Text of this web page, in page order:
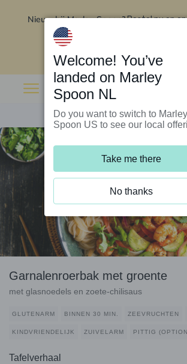
Nieuw bij Marley Spoon?Bestel nu en
Garnalenroerbak met groente
met glasnoedels en zoete-chilisaus
GLUTENARM BINNEN 30 MIN. ZEEVRUCHTEN
KINDVRIENDELIJK ZUIVELARM PITTIG
Tafelverhaal
Welcome! You’ve
landed on Marley
Spoon NL
Do you want to switch to Marley
Spoon US to see our local
Take me there
No thanks